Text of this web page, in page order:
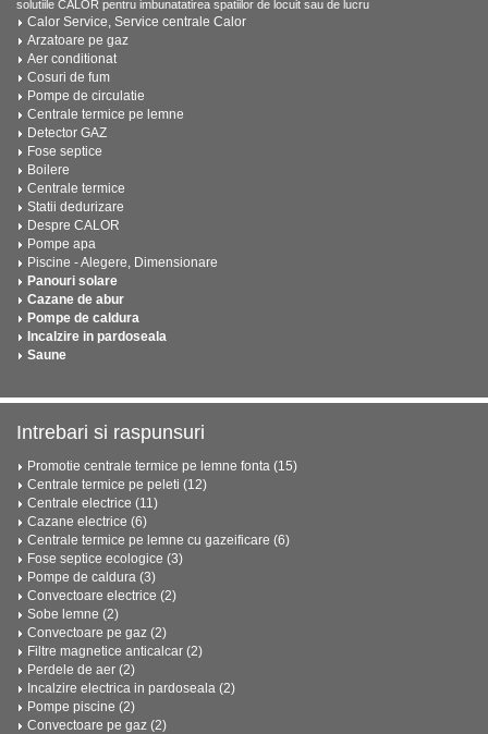
solutiile CALOR pentru imbunatatirea spatiilor de locuit sau de lucru
Calor Service, Service centrale Calor
Arzatoare pe gaz
Aer conditionat
Cosuri de fum
Pompe de circulatie
Centrale termice pe lemne
Detector GAZ
Fose septice
Boilere
Centrale termice
Statii dedurizare
Despre CALOR
Pompe apa
Piscine - Alegere, Dimensionare
Panouri solare
Cazane de abur
Pompe de caldura
Incalzire in pardoseala
Saune
Intrebari si raspunsuri
Promotie centrale termice pe lemne fonta (15)
Centrale termice pe peleti (12)
Centrale electrice (11)
Cazane electrice (6)
Centrale termice pe lemne cu gazeificare (6)
Fose septice ecologice (3)
Pompe de caldura (3)
Convectoare electrice (2)
Sobe lemne (2)
Convectoare pe gaz (2)
Filtre magnetice anticalcar (2)
Perdele de aer (2)
Incalzire electrica in pardoseala (2)
Pompe piscine (2)
Convectoare pe gaz (2)